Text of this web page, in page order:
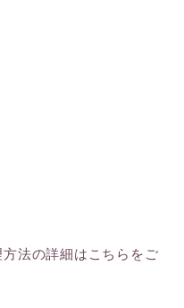
法の詳細はこちらをご